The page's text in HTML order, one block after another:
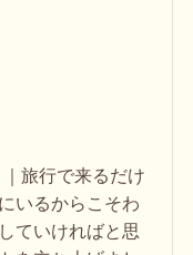
旅行で来るだけ
いるからこそわ
ていければと思